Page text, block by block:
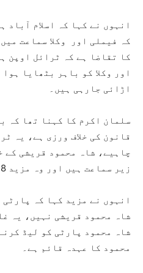
انہوں نے کہا کہ اسلام آباد
کہ فیملی اور وکلا سماعت
کا تقاضا ہے کہ ٹرائل اوپن
اور وکلا کو باہر بٹھایا
اڑائی جارہی ہیں۔
سلمان اکرم کا کہنا تھا کہ
قانون کی خلاف ورزی ہے، یہ
زیر سماعت ہیں اور وہ مزید 8 مقدمات میں گرفتار ہیں۔
انہوں نے مزید کہا کہ
شاہ محمود قریشی نہیں، یہ
شاہ محمود پارٹی کو لیڈ
محمود کا عہدہ قائم ہے۔